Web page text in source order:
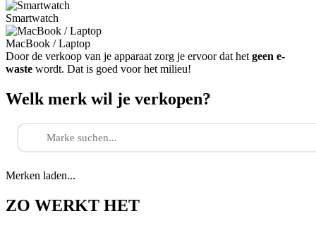
Smartwatch
MacBook / Laptop
Door de verkoop van je apparaat zorg je ervoor dat het geen e-
waste wordt. Dat is goed voor het milieu!
Welk merk wil je verkopen?
Merken laden...
ZO WERKT HET